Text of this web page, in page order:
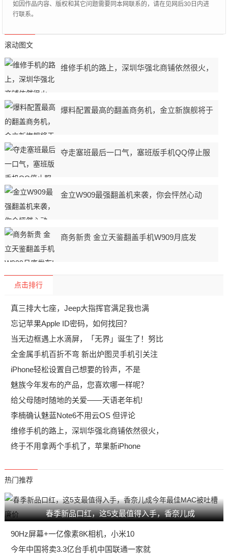
如因作品内容、版权和其它问题需要同本网联系的，请在见网后30日内进
行联系。
滚动图文
维修手机的路上，深圳华强北商铺依然很火，
爆料配置最高的翻盖商务机，金立新旗舰将于
夺走塞班最后一口气，塞班版手机QQ停止服
金立W909最强翻盖机来袭，你会怦然心动
商务新贵 金立天鉴翻盖手机W909月底发
点击排行
真三排大七座，Jeep大指挥官满足我也满
忘记苹果Apple ID密码，如何找回？
当无边框遇上水滴屏，「无界」诞生了！努比
全金属手机百折不弯 新出炉图灵手机引关注
iPhone轻松设置自己想要的铃声，不是
魅族今年发布的产品，您喜欢哪一样呢？
给父母随时随地的关爱——天语老年机!
李楠确认魅蓝Note6不用云OS 但评论
维修手机的路上，深圳华强北商铺依然很火，
终于不用拿两个手机了，苹果新iPhone
热门推荐
春季新品口红，这5支最值得入手，香奈儿成
90Hz屏幕+一亿像素8K相机，小米10
今年中国将卖3.3亿台手机中国联通一家就